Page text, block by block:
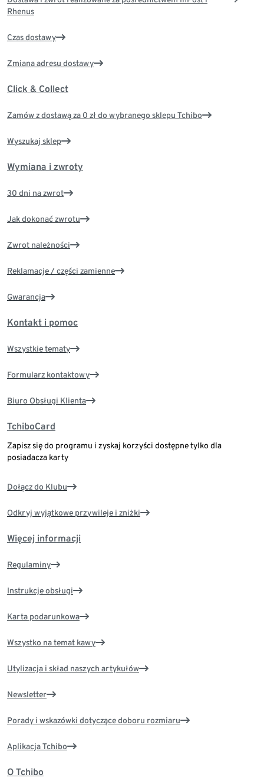
Rhenus
Czas dostawy
Zmiana adresu dostawy
Click & Collect
Zamów z dostawą za 0 zł do wybranego sklepu Tchibo
Wyszukaj sklep
Wymiana i zwroty
30 dni na zwrot
Jak dokonać zwrotu
Zwrot należności
Reklamacje / części zamienne
Gwarancja
Kontakt i pomoc
Wszystkie tematy
Formularz kontaktowy
Biuro Obsługi Klienta
TchiboCard
Zapisz się do programu i zyskaj korzyści dostępne tylko dla
posiadacza karty
Dołącz do Klubu
Odkryj wyjątkowe przywileje i zniżki
Więcej informacji
Regulaminy
Instrukcje obsługi
Karta podarunkowa
Wszystko na temat kawy
Utylizacja i skład naszych artykułów
Newsletter
Porady i wskazówki dotyczące doboru rozmiaru
Aplikacja Tchibo
O Tchibo